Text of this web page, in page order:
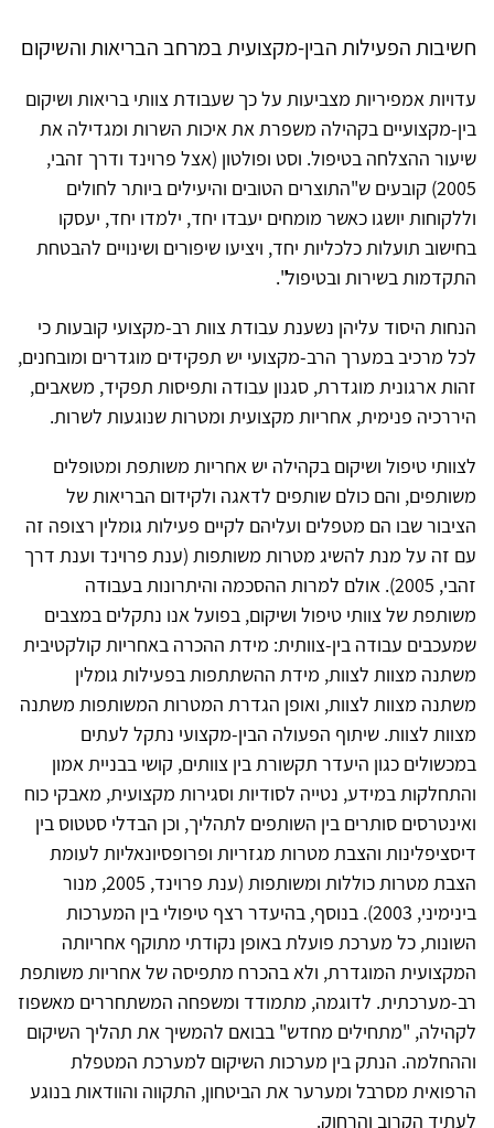
חשיבות הפעילות הבין-מקצועית במרחב הבריאות והשיקום
עדויות אמפיריות מצביעות על כך שעבודת צוותי בריאות ושיקום
בין-מקצועיים בקהילה משפרת את איכות השרות ומגדילה את
שיעור ההצלחה בטיפול. וסט ופולטון (אצל פרוינד ודרך זהבי,
2005) קובעים ש"התוצרים הטובים והיעילים ביותר לחולים
וללקוחות יושגו כאשר מומחים יעבדו יחד, ילמדו יחד, יעסקו
בחישוב תועלות כלכליות יחד, ויציעו שיפורים ושינויים להבטחת
התקדמות בשירות ובטיפול".
הנחות היסוד עליהן נשענת עבודת צוות רב-מקצועי קובעות כי
לכל מרכיב במערך הרב-מקצועי יש תפקידים מוגדרים ומובחנים,
זהות ארגונית מוגדרת, סגנון עבודה ותפיסות תפקיד, משאבים,
היררכיה פנימית, אחריות מקצועית ומטרות שנוגעות לשרות.
לצוותי טיפול ושיקום בקהילה יש אחריות משותפת ומטופלים
משותפים, והם כולם שותפים לדאגה ולקידום הבריאות של
הציבור שבו הם מטפלים ועליהם לקיים פעילות גומלין רצופה זה
עם זה על מנת להשיג מטרות משותפות (ענת פרוינד וענת דרך
זהבי, 2005). אולם למרות ההסכמה והיתרונות בעבודה
משותפת של צוותי טיפול ושיקום, בפועל אנו נתקלים במצבים
שמעכבים עבודה בין-צוותית: מידת ההכרה באחריות קולקטיבית
משתנה מצוות לצוות, מידת ההשתתפות בפעילות גומלין
משתנה מצוות לצוות, ואופן הגדרת המטרות המשותפות משתנה
מצוות לצוות. שיתוף הפעולה הבין-מקצועי נתקל לעתים
במכשולים כגון היעדר תקשורת בין צוותים, קושי בבניית אמון
והתחלקות במידע, נטייה לסודיות וסגירות מקצועית, מאבקי כוח
ואינטרסים סותרים בין השותפים לתהליך, וכן הבדלי סטטוס בין
דיסציפלינות והצבת מטרות מגזריות ופרופסיונאליות לעומת
הצבת מטרות כוללות ומשותפות (ענת פרוינד, 2005, מנור
בינימיני, 2003). בנוסף, בהיעדר רצף טיפולי בין המערכות
השונות, כל מערכת פועלת באופן נקודתי מתוקף אחריותה
המקצועית המוגדרת, ולא בהכרח מתפיסה של אחריות משותפת
רב-מערכתית. לדוגמה, מתמודד ומשפחה המשתחררים מאשפוז
לקהילה, "מתחילים מחדש" בבואם להמשיך את תהליך השיקום
וההחלמה. הנתק בין מערכות השיקום למערכת המטפלת
הרפואית מסרבל ומערער את הביטחון, התקווה והוודאות בנוגע
לעתיד הקרוב והרחוק.